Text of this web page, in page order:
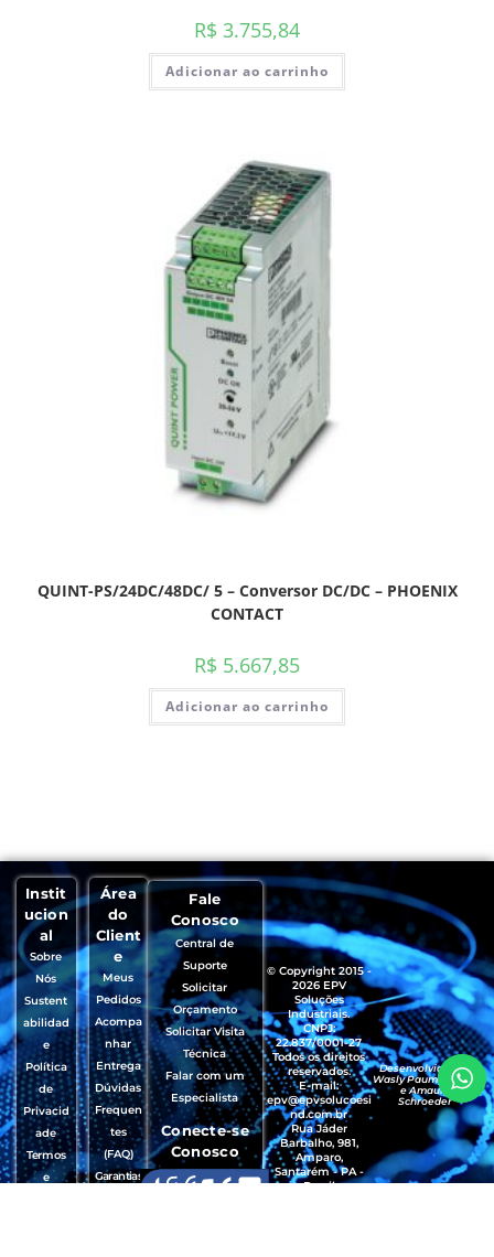
R$ 3.755,84
Adicionar ao carrinho
QUINT-PS/24DC/48DC/ 5 – Conversor DC/DC – PHOENIX
CONTACT
R$ 5.667,85
Adicionar ao carrinho
Instit
ucion
al
Sobre
Nós
Sustent
abilidad
e
Política
de
Privacid
ade
Termos
e
Área
do
Client
e
Meus
Pedidos
Acompa
nhar
Entrega
Dúvidas
Frequen
tes
(FAQ)
Garantias
Fale
Conosco
Central de
Suporte
Solicitar
Orçamento
Solicitar Visita
Técnica
Falar com um
Especialista
Conecte-se
Conosco
© Copyright 2015 -
2026 EPV
Soluções
Industriais.
CNPJ:
22.837/0001-27
Todos os direitos
reservados.
E-mail:
epv@epvsolucoesi
nd.com.br
Rua Jáder
Barbalho, 981,
Amparo,
Santarém - PA -
Brasil
Desenvolvido por
Wasly Paumgartten
e Amaury
Schroeder